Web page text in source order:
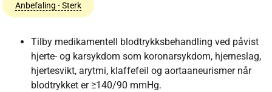
Anbefaling - Sterk
Tilby medikamentell blodtrykksbehandling ved påvist
hjerte- og karsykdom som koronarsykdom, hjerneslag,
hjertesvikt, arytmi, klaffefeil og aortaaneurismer når
blodtrykket er ≥140/90 mmHg.